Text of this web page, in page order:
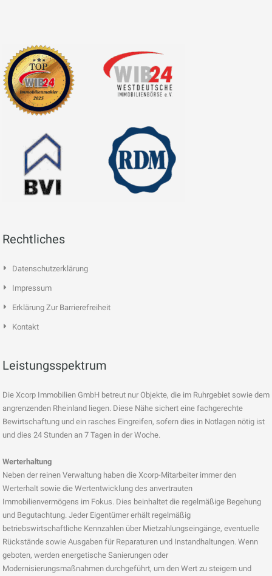
Rechtliches
Datenschutzerklärung
Impressum
Erklärung Zur Barrierefreiheit
Kontakt
Leistungsspektrum
Die Xcorp Immobilien GmbH betreut nur Objekte, die im Ruhrgebiet sowie dem
angrenzenden Rheinland liegen. Diese Nähe sichert eine fachgerechte
Bewirtschaftung und ein rasches Eingreifen, sofern dies in Notlagen nötig ist
und dies 24 Stunden an 7 Tagen in der Woche.
Werterhaltung
Neben der reinen Verwaltung haben die Xcorp-Mitarbeiter immer den
Werterhalt sowie die Wertentwicklung des anvertrauten
Immobilienvermögens im Fokus. Dies beinhaltet die regelmäßige Begehung
und Begutachtung. Jeder Eigentümer erhält regelmäßig
betriebswirtschaftliche Kennzahlen über Mietzahlungseingänge, eventuelle
Rückstände sowie Ausgaben für Reparaturen und Instandhaltungen. Wenn
geboten, werden energetische Sanierungen oder
Modernisierungsmaßnahmen durchgeführt, um den Wert zu steigern und